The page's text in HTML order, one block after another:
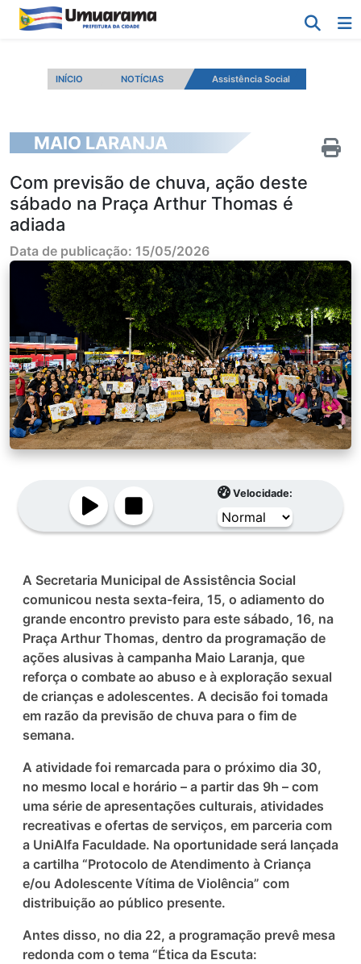
INÍCIO NOTÍCIAS Assistência Social
MAIO LARANJA
Com previsão de chuva, ação deste
sábado na Praça Arthur Thomas é
adiada
Data de publicação: 15/05/2026
Velocidade:
A Secretaria Municipal de Assistência Social
comunicou nesta sexta-feira, 15, o adiamento do
grande encontro previsto para este sábado, 16, na
Praça Arthur Thomas, dentro da programação de
ações alusivas à campanha Maio Laranja, que
reforça o combate ao abuso e à exploração sexual
de crianças e adolescentes. A decisão foi tomada
em razão da previsão de chuva para o fim de
semana.
A atividade foi remarcada para o próximo dia 30,
no mesmo local e horário – a partir das 9h – com
uma série de apresentações culturais, atividades
recreativas e ofertas de serviços, em parceria com
a UniAlfa Faculdade. Na oportunidade será lançada
a cartilha “Protocolo de Atendimento à Criança
e/ou Adolescente Vítima de Violência” com
distribuição ao público presente.
Antes disso, no dia 22, a programação prevê mesa
redonda com o tema “Ética da Escuta: